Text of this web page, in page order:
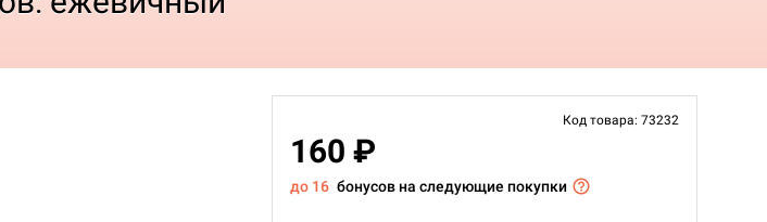
Код товара: 73232
160 ₽
до 16 бонусов на следующие покупки